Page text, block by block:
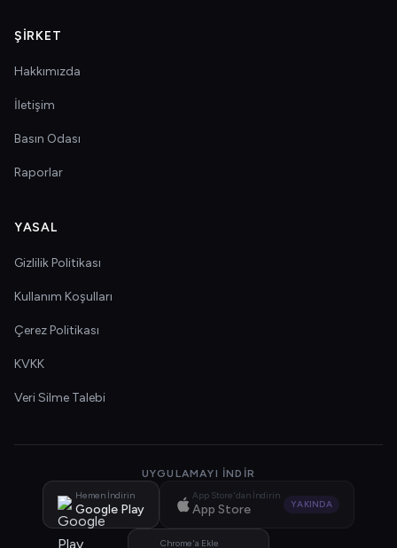
ŞIRKET
Hakkımızda
İletişim
Basın Odası
Raporlar
YASAL
Gizlilik Politikası
Kullanım Koşulları
Çerez Politikası
KVKK
Veri Silme Talebi
UYGULAMAYI İNDIR
Hemen İndirin
Google Play
App Store'dan İndirin
App Store YAKINDA
Chrome'a Ekle